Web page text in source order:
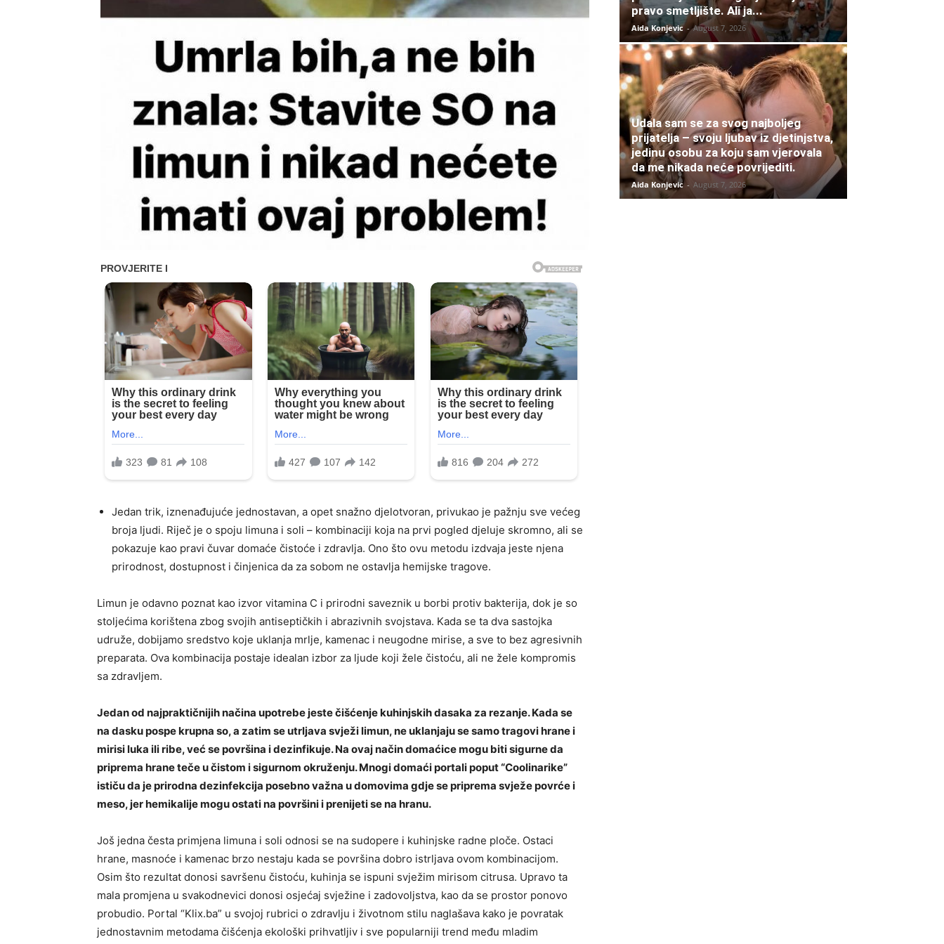
Jedan trik, iznenađujuće jednostavan, a opet snažno djelotvoran, privukao je pažnju sve većeg
broja ljudi. Riječ je o spoju limuna i soli – kombinaciji koja na prvi pogled djeluje skromno, ali se
pokazuje kao pravi čuvar domaće čistoće i zdravlja. Ono što ovu metodu izdvaja jeste njena
prirodnost, dostupnost i činjenica da za sobom ne ostavlja hemijske tragove.
Limun je odavno poznat kao izvor vitamina C i prirodni saveznik u borbi protiv bakterija, dok je so
stoljećima korištena zbog svojih antiseptičkih i abrazivnih svojstava. Kada se ta dva sastojka
udruže, dobijamo sredstvo koje uklanja mrlje, kamenac i neugodne mirise, a sve to bez agresivnih
preparata. Ova kombinacija postaje idealan izbor za ljude koji žele čistoću, ali ne žele kompromis
sa zdravljem.
Jedan od najpraktičnijih načina upotrebe jeste čišćenje kuhinjskih dasaka za rezanje. Kada se
na dasku pospe krupna so, a zatim se utrljava svježi limun, ne uklanjaju se samo tragovi hrane i
mirisi luka ili ribe, već se površina i dezinfikuje. Na ovaj način domaćice mogu biti sigurne da
priprema hrane teče u čistom i sigurnom okruženju. Mnogi domaći portali poput “Coolinarike”
ističu da je prirodna dezinfekcija posebno važna u domovima gdje se priprema svježe povrće i
meso, jer hemikalije mogu ostati na površini i prenijeti se na hranu.
Još jedna česta primjena limuna i soli odnosi se na sudopere i kuhinjske radne ploče. Ostaci
hrane, masnoće i kamenac brzo nestaju kada se površina dobro istrljava ovom kombinacijom.
Osim što rezultat donosi savršenu čistoću, kuhinja se ispuni svježim mirisom citrusa. Upravo ta
mala promjena u svakodnevici donosi osjećaj svježine i zadovoljstva, kao da se prostor ponovo
probudio. Portal “Klix.ba” u svojoj rubrici o zdravlju i životnom stilu naglašava kako je povratak
jednostavnim metodama čišćenja ekološki prihvatljiv i sve popularniji trend među mladim
pravo smetljište. Ali ja...
Aida Konjevic - August 7, 2026
Udala sam se za svog najboljeg
prijatelja – svoju ljubav iz djetinjstva,
jedinu osobu za koju sam vjerovala
da me nikada neće povrijediti.
Aida Konjevic - August 7, 2026